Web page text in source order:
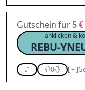
Gutschein für5 €
anklicken &
REBU-
0 [+]